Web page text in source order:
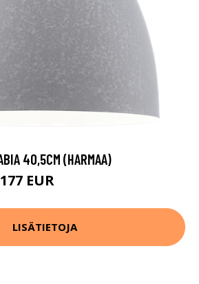
40,5CM (HARMAA)
177 EUR
LISÄTIETOJA